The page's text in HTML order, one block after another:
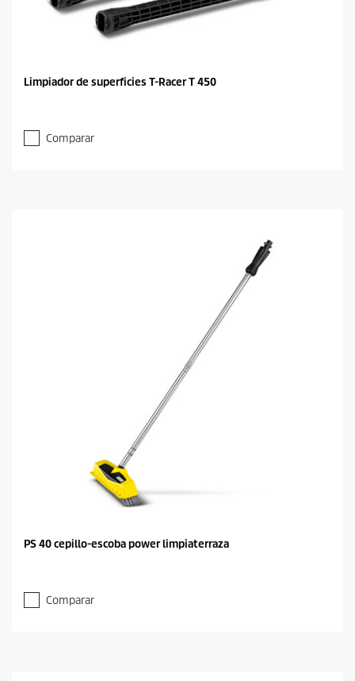
Limpiador de superficies T-Racer T 450
Comparar
PS 40 cepillo-escoba power limpiaterraza
Comparar